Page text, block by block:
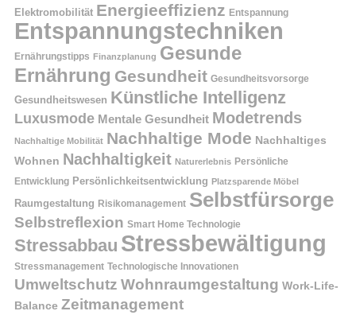
Elektromobilität Energieeffizienz Entspannung
Entspannungstechniken
Ernährungstipps Finanzplanung Gesunde
Ernährung Gesundheit Gesundheitsvorsorge
Gesundheitswesen Künstliche Intelligenz
Luxusmode Mentale Gesundheit Modetrends
Nachhaltige Mobilität Nachhaltige Mode Nachhaltiges
Wohnen Nachhaltigkeit Naturerlebnis Persönliche
Entwicklung Persönlichkeitsentwicklung Platzsparende Möbel
Raumgestaltung Risikomanagement Selbstfürsorge
Selbstreflexion Smart Home Technologie
Stressabbau Stressbewältigung
Stressmanagement Technologische Innovationen
Umweltschutz Wohnraumgestaltung Work-Life-
Balance Zeitmanagement